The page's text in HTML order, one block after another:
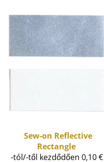
Sew-on Reflective
Rectangle
-tól/-től kezdődően 0,10 €